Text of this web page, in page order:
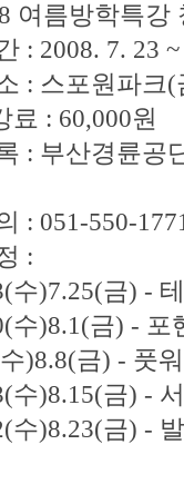
여름방학특강
: 2008. 7. 23
: 스포원파크
료 : 60,000원
: 부산경륜공
: 051-550-
:
수)7.25(금) -
수)8.1(금) - 포
)8.8(금) - 풋
수)8.15(금) -
수)8.23(금) -